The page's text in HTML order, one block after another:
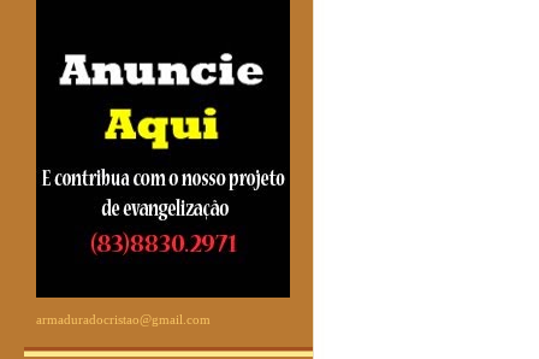
armaduradocristao@gmail.com